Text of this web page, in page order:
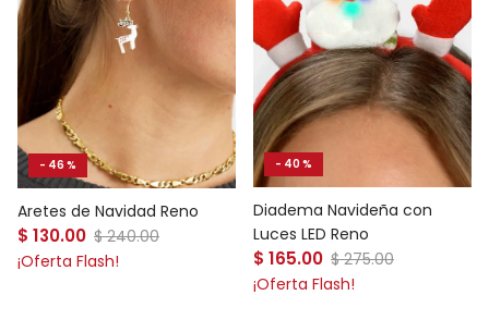
- 46 %
Aretes de Navidad Reno
Precio de venta
$ 130.00 Precio normal
$ 240.00
¡Oferta Flash!
- 40 %
Diadema Navideña con
Luces LED Reno
Precio de venta
$ 165.00 Precio normal
$ 275.00
¡Oferta Flash!